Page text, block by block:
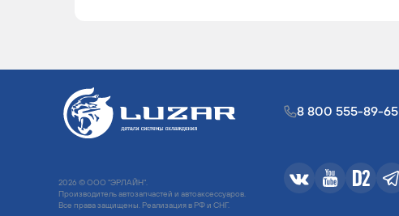
8 800 555-89-65
2026 © ООО "ЭРЛАЙН".
Производитель автозапчастей и автоаксессуаров.
Все права защищены. Реализация в РФ и СНГ.